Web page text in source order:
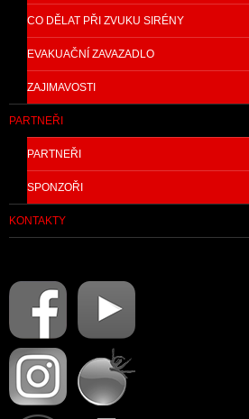
CO DĚLAT PŘI ZVUKU SIRÉNY
EVAKUAČNÍ ZAVAZADLO
ZAJIMAVOSTI
PARTNEŘI
PARTNEŘI
SPONZOŘI
KONTAKTY